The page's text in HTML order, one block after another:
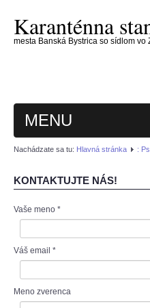
Karanténna
mesta Banská Bystrica so sídlom vo
MENU
: KONTAKTUJTE
: PSÍKOVIA NA
: MAČIČKY NA
Nachádzate sa tu: Hlavná stránka :
KONTAKTUJTE NÁS!
Vaše meno *
Váš email *
Meno zverenca